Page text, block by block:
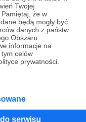
Twojej
że w
będą mogły być
danych z państw
Obszaru
informacje na
celów
prywatności.
serwisu